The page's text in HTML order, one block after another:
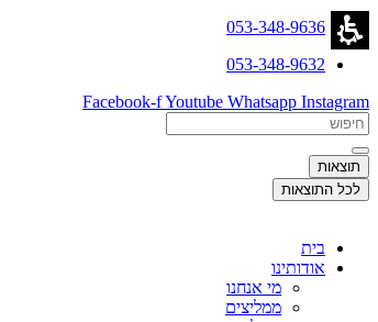
דלג
לתוכן
053-348-9636
053-348-9632
Facebook-fYoutube Whatsapp Instagram
Search
...
תוצאות
לכל התוצאות
בית
אודותינו
מי אנחנו
ממליצים